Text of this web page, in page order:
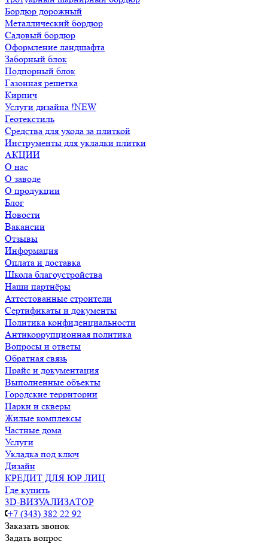
Бордюр дорожный
Металлический бордюр
Садовый бордюр
Оформление ландшафта
Заборный блок
Подпорный блок
Газонная решетка
Кирпич
Услуги дизайна !NEW
Геотекстиль
Средства для ухода за плиткой
Инструменты для укладки плитки
АКЦИИ
О нас
О заводе
О продукции
Блог
Новости
Вакансии
Отзывы
Информация
Оплата и доставка
Школа благоустройства
Наши партнёры
Аттестованные строители
Сертификаты и документы
Политика конфиденциальности
Антикоррупционная политика
Вопросы и ответы
Обратная связь
Прайс и документация
Выполненные объекты
Городские территории
Парки и скверы
Жилые комплексы
Частные дома
Услуги
Укладка под ключ
Дизайн
КРЕДИТ ДЛЯ ЮР ЛИЦ
Где купить
3D-ВИЗУАЛИЗАТОР
+7 (343) 382 22 92
Заказать звонок
Задать вопрос